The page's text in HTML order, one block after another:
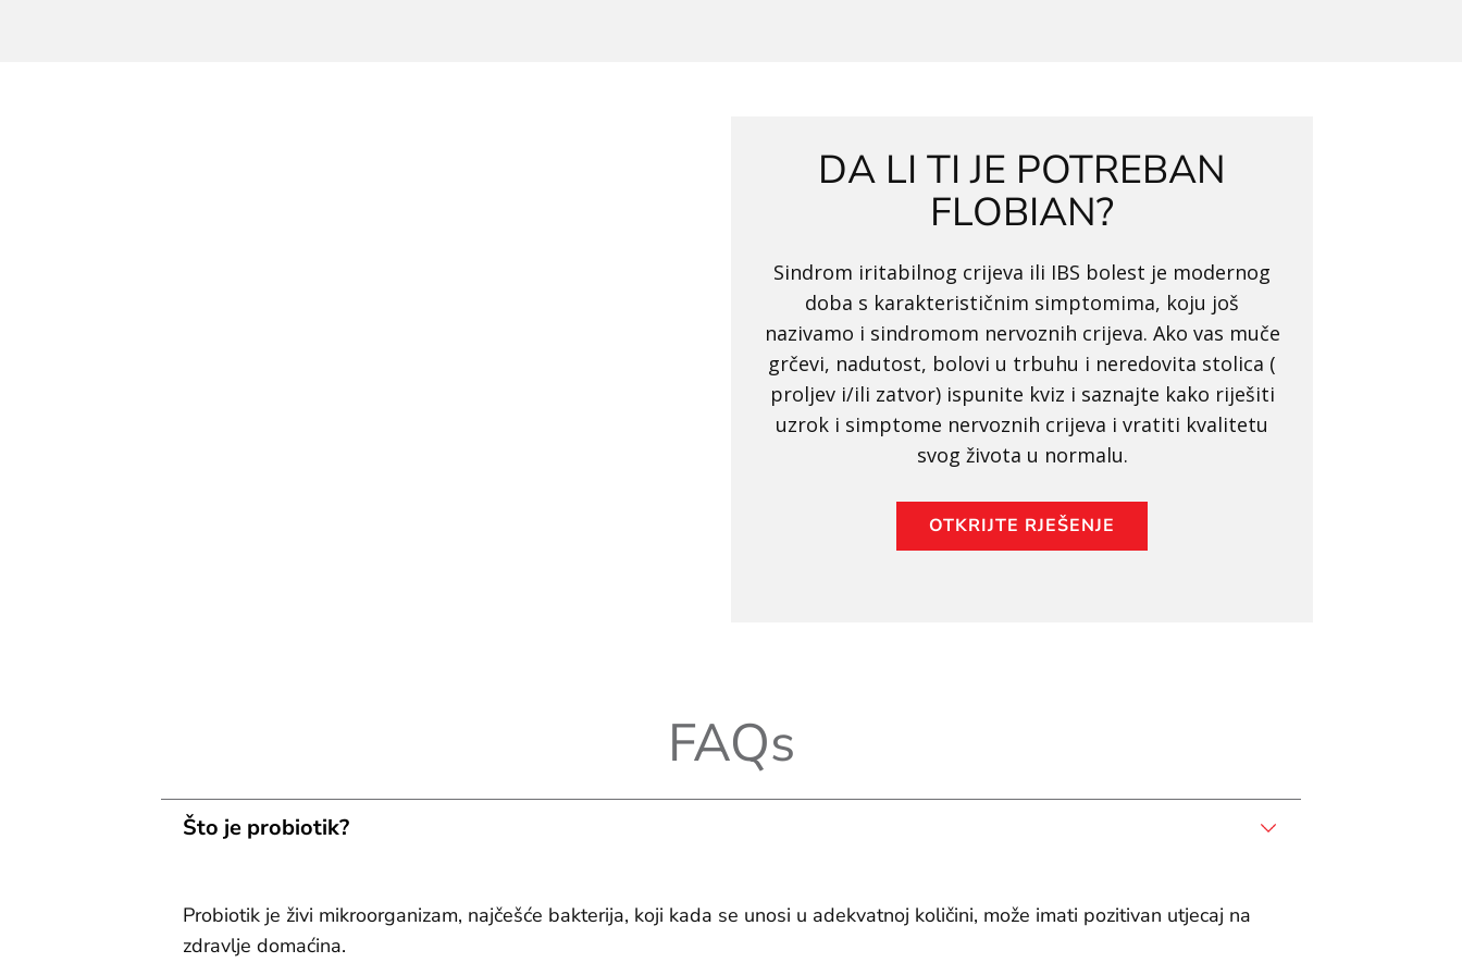
DA LI TI JE POTREBAN
FLOBIAN?
Sindrom iritabilnog crijeva ili IBS bolest je modernog
doba s karakterističnim simptomima, koju još
nazivamo i sindromom nervoznih crijeva. Ako vas muče
grčevi, nadutost, bolovi u trbuhu i neredovita stolica (
proljev i/ili zatvor) ispunite kviz i saznajte kako riješiti
uzrok i simptome nervoznih crijeva i vratiti kvalitetu
svog života u normalu.
OTKRIJTE RJEŠENJE
FAQs
Što je probiotik?
Probiotik je živi mikroorganizam, najčešće bakterija, koji kada se unosi u adekvatnoj količini, može imati pozitivan utjecaj na
zdravlje domaćina.